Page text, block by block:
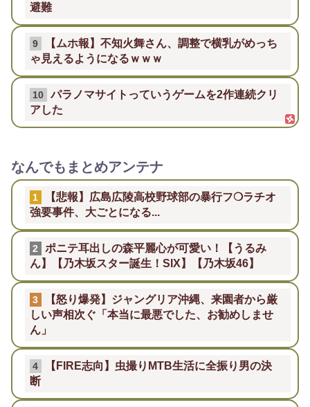
避難
9
【ムホ報】不知火舞さん、調整で横乳がめっち
ゃ見えるようになるｗｗｗ
10 パラノマサイトっていうゲームを2作連続クリ
アした
なんでもまとめアンテナ
1
【悲報】広島広陵高校野球部の暴行フ❍ラチオ
強要事件、大ごとになる...
2
ポニテ耳出しの森平麗心が可愛い！【うるみ
ん】【乃木坂スター誕生！SIX】【乃木坂46】
3
【怒り爆発】ジャングリア沖縄、来園者から厳
しい声相次ぐ「本当に最悪でした、お勧めしませ
ん」
4
【FIRE志向】虫撮りMTB生活に全振り男の決
断